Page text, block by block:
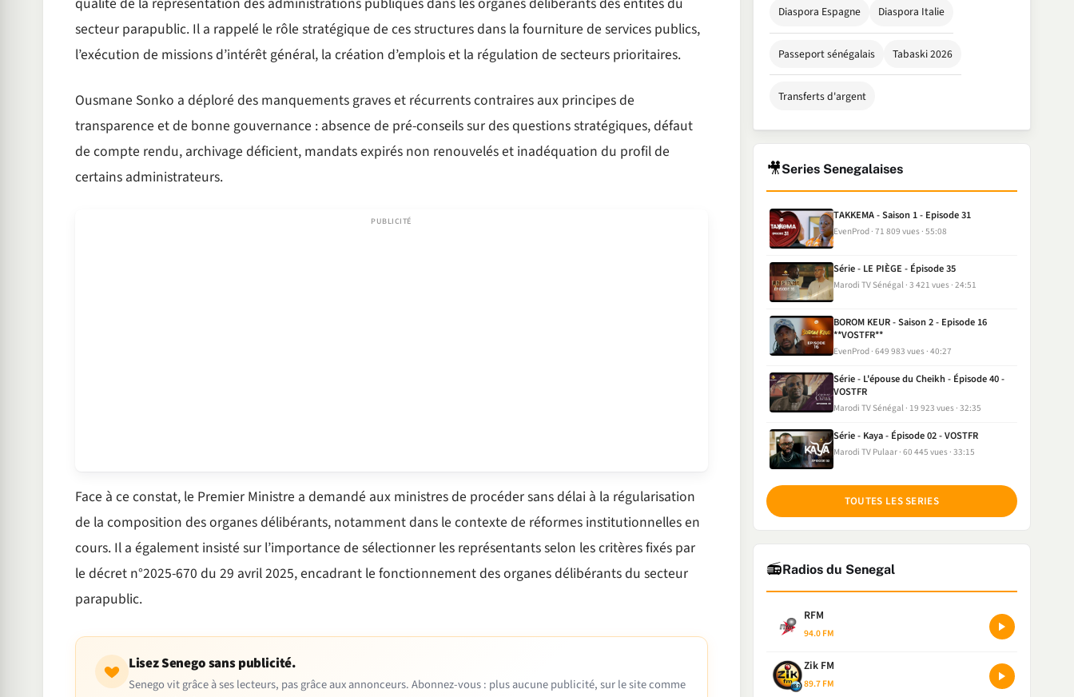
secteur parapublic. Il a rappelé le rôle stratégique de ces structures dans la fourniture de services publics,
l’exécution de missions d’intérêt général, la création d’emplois et la régulation de secteurs prioritaires.
Ousmane Sonko a déploré des manquements graves et récurrents contraires aux principes de
transparence et de bonne gouvernance : absence de pré-conseils sur des questions stratégiques, défaut
de compte rendu, archivage déficient, mandats expirés non renouvelés et inadéquation du profil de
certains administrateurs.
Face à ce constat, le Premier Ministre a demandé aux ministres de procéder sans délai à la régularisation
de la composition des organes délibérants, notamment dans le contexte de réformes institutionnelles en
cours. Il a également insisté sur l’importance de sélectionner les représentants selon les critères fixés par
le décret n°2025-670 du 29 avril 2025, encadrant le fonctionnement des organes délibérants du secteur
parapublic.
Lisez Senego sans publicité.
Senego vit grâce à ses lecteurs, pas grâce aux annonceurs. Abonnez-vous : plus aucune publicité, sur le site comme
Diaspora Espagne Diaspora Italie
Passeport sénégalais Tabaski 2026
Transferts d'argent
🎥Series Senegalaises
TAKKEMA - Saison 1 - Episode 31
EvenProd 71 809 vues 55:08
Série - LE PIÈGE - Épisode 35
Marodi TV Sénégal 3 421 vues 24:51
BOROM KEUR - Saison 2 - Episode 16
**VOSTFR**
EvenProd 649 983 vues 40:27
Série - L'épouse du Cheikh - Épisode 40 -
VOSTFR
Marodi TV Sénégal 19 923 vues 32:35
Série - Kaya - Épisode 02 - VOSTFR
Marodi TV Pulaar 60 445 vues 33:15
TOUTES LES SERIES
📻Radios du Senegal
RFM
94.0 FM
Zik FM
89.7 FM